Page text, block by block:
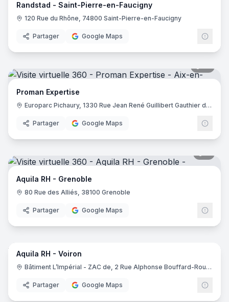
Randstad - Saint-Pierre-en-Faucigny
120 Rue du Rhône, 74800 Saint-Pierre-en-Faucigny
Partager Google Maps
Proman Expertise
Europarc Pichaury, 1330 Rue Jean René Guillibert Gauthier de la Lauzière Bât A1, 13290 Aix-en-Provence
Partager Google Maps
Aquila RH - Grenoble
80 Rue des Alliés, 38100 Grenoble
Partager Google Maps
7
Aquila RH - Voiron
Bâtiment L’Impérial - ZAC de, 2 Rue Alphonse Bouffard-Roupé, 38500 Voiron
Partager Google Maps